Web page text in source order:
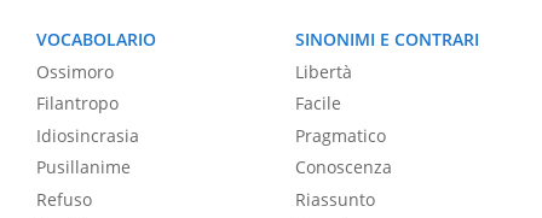
VOCABOLARIO
Ossimoro
Filantropo
Idiosincrasia
Pusillanime
Refuso
SINONIMI E CONTRARI
Libertà
Facile
Pragmatico
Conoscenza
Riassunto